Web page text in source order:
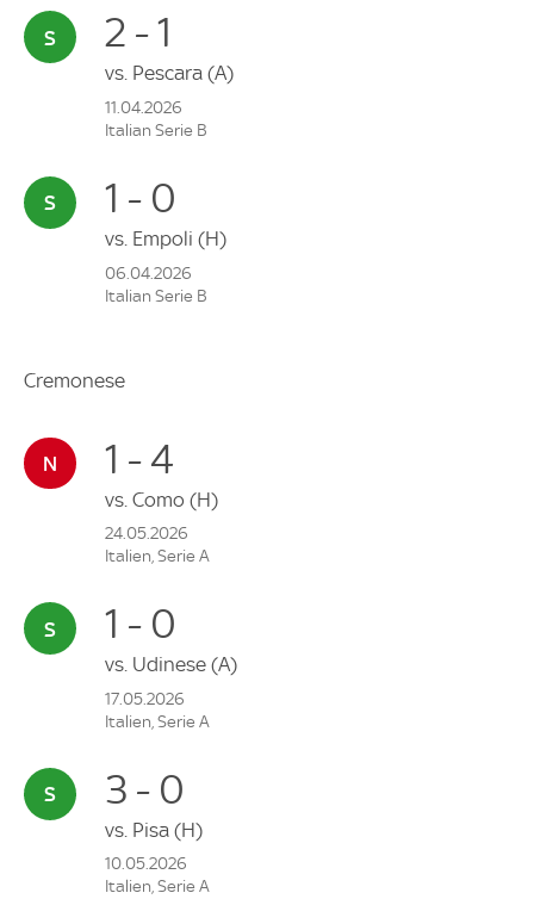
2 - 1
vs. Pescara (A)
11.04.2026
Italian Serie B
1 - 0
vs. Empoli (H)
06.04.2026
Italian Serie B
Cremonese
1 - 4
vs. Como (H)
24.05.2026
Italien, Serie A
1 - 0
vs. Udinese (A)
17.05.2026
Italien, Serie A
3 - 0
vs. Pisa (H)
10.05.2026
Italien, Serie A